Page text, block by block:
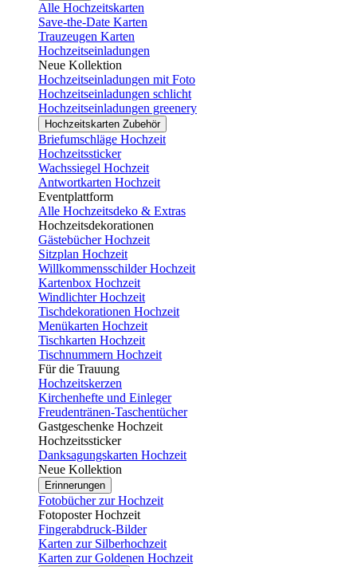
Alle Hochzeitskarten
Save-the-Date Karten
Trauzeugen Karten
Hochzeitseinladungen
Neue Kollektion
Hochzeitseinladungen mit Foto
Hochzeitseinladungen schlicht
Hochzeitseinladungen greenery
Hochzeitskarten Zubehör
Briefumschläge Hochzeit
Hochzeitssticker
Wachssiegel Hochzeit
Antwortkarten Hochzeit
Eventplattform
Alle Hochzeitsdeko & Extras
Hochzeitsdekorationen
Gästebücher Hochzeit
Sitzplan Hochzeit
Willkommensschilder Hochzeit
Kartenbox Hochzeit
Windlichter Hochzeit
Tischdekorationen Hochzeit
Menükarten Hochzeit
Tischkarten Hochzeit
Tischnummern Hochzeit
Für die Trauung
Hochzeitskerzen
Kirchenhefte und Einleger
Freudentränen-Taschentücher
Gastgeschenke Hochzeit
Hochzeitssticker
Danksagungskarten Hochzeit
Neue Kollektion
Erinnerungen
Fotobücher zur Hochzeit
Fotoposter Hochzeit
Fingerabdruck-Bilder
Karten zur Silberhochzeit
Karten zur Goldenen Hochzeit